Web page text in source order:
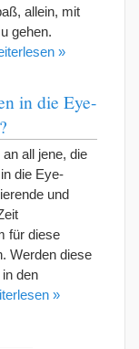
allein, mit
gehen.
»
in die Eye-
all jene, die
die Eye-
und
für diese
Werden diese
den
»